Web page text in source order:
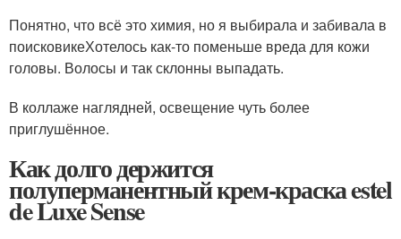
Понятно, что всё это химия, но я выбирала и забивала в
поисковикеХотелось как-то поменьше вреда для кожи
головы. Волосы и так склонны выпадать.
В коллаже наглядней, освещение чуть более
приглушённое.
Как долго держится
полуперманентный крем-краска estel
de Luxe Sense